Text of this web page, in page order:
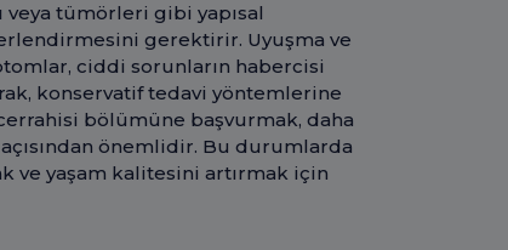
tümörleri gibi yapısal
gerektirir. Uyuşma ve
ciddi sorunların habercisi
konservatif tedavi yöntemlerine
bölümüne başvurmak, daha
önemlidir. Bu durumlarda
ve yaşam kalitesini artırmak için